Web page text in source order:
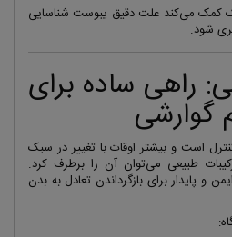
کمک می‌کند علت دقیق یبوست شناسایی
شود.
راهی ساده برای
گوارشی
است و بیشتر اوقات با تغییر در سبک
طبیعی می‌توان آن را برطرف کرد.
و پایدار برای بازگرداندن تعادل به بدن